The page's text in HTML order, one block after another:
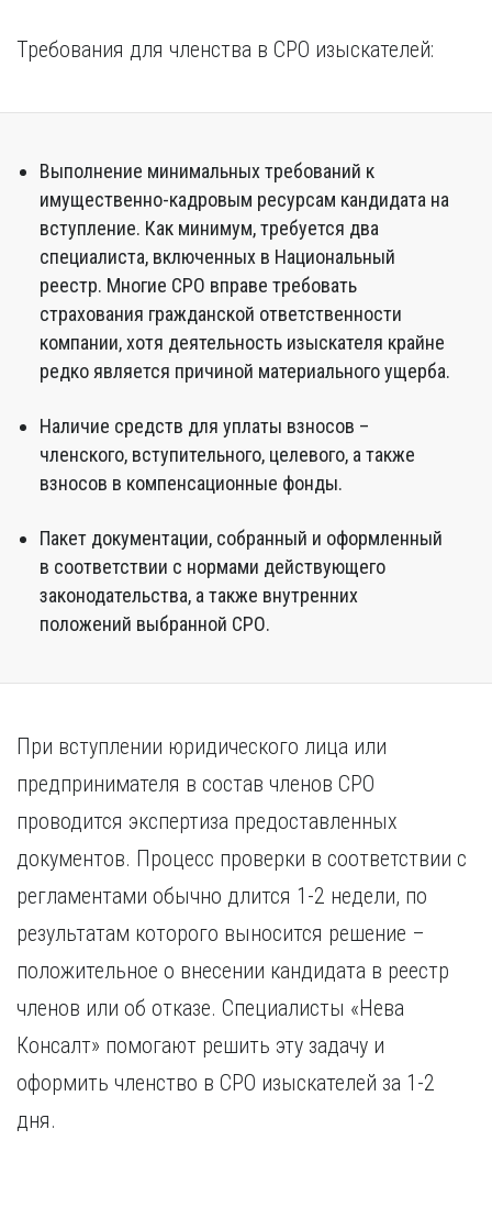
Требования для членства в СРО изыскателей:
Выполнение минимальных требований к
имущественно-кадровым ресурсам кандидата на
вступление. Как минимум, требуется два
специалиста, включенных в Национальный
реестр. Многие СРО вправе требовать
страхования гражданской ответственности
компании, хотя деятельность изыскателя крайне
редко является причиной материального ущерба.
Наличие средств для уплаты взносов –
членского, вступительного, целевого, а также
взносов в компенсационные фонды.
Пакет документации, собранный и оформленный
в соответствии с нормами действующего
законодательства, а также внутренних
положений выбранной СРО.
При вступлении юридического лица или
предпринимателя в состав членов СРО
проводится экспертиза предоставленных
документов. Процесс проверки в соответствии с
регламентами обычно длится 1-2 недели, по
результатам которого выносится решение –
положительное о внесении кандидата в реестр
членов или об отказе. Специалисты «Нева
Консалт» помогают решить эту задачу и
оформить членство в СРО изыскателей за 1-2
дня.